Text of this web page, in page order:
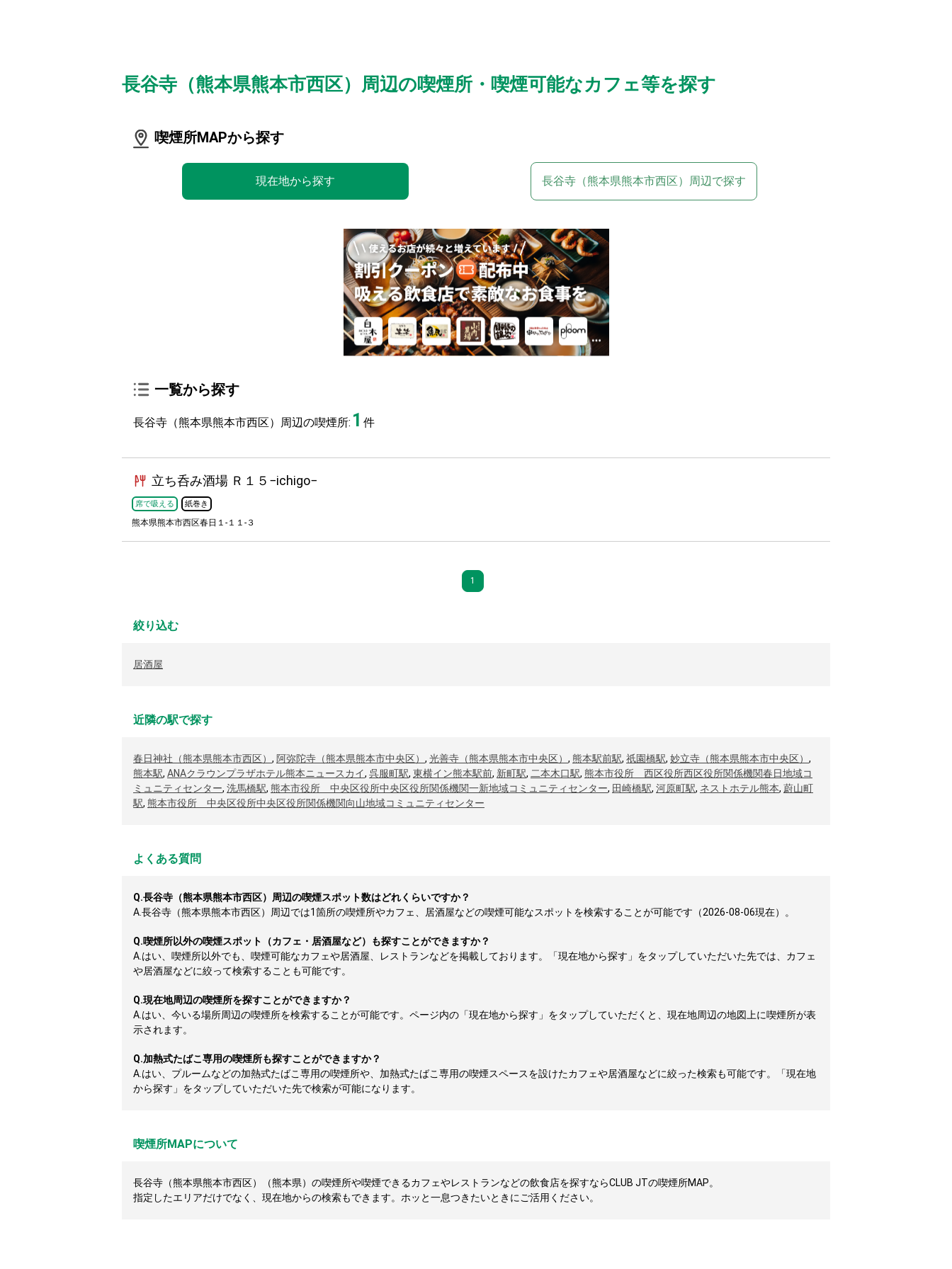
長谷寺（熊本県熊本市西区）周辺の喫煙所・喫煙可能なカフェ等を探す
喫煙所MAPから探す
現在地から探す 長谷寺（熊本県熊本市西区）周辺で探す
一覧から探す
長谷寺（熊本県熊本市西区）周辺の喫煙所: 1 件
立ち呑み酒場 Ｒ１５−ichigo−
席で吸える 紙巻き
熊本県熊本市西区春日１-１１-３
1
絞り込む
居酒屋
近隣の駅で探す
春日神社（熊本県熊本市西区） , 阿弥陀寺（熊本県熊本市中央区） , 光善寺（熊本県熊本市中央区） , 熊本駅前駅, 祇園橋駅, 妙立寺（熊本県熊本市中央区） ,
熊本駅, ANAクラウンプラザホテル熊本ニュースカイ, 呉服町駅, 東横イン熊本駅前, 新町駅, 二本木口駅, 熊本市役所 西区役所西区役所関係機関春日地域コ
ミュニティセンター, 洗馬橋駅, 熊本市役所 中央区役所中央区役所関係機関一新地域コミュニティセンター, 田崎橋駅, 河原町駅, ネストホテル熊本, 蔚山町
駅, 熊本市役所 中央区役所中央区役所関係機関向山地域コミュニティセンター
よくある質問
Q.長谷寺（熊本県熊本市西区）周辺の喫煙スポット数はどれくらいですか？
A.長谷寺（熊本県熊本市西区）周辺では1箇所の喫煙所やカフェ、居酒屋などの喫煙可能なスポットを検索することが可能です（2026-08-06現在）。
Q.喫煙所以外の喫煙スポット（カフェ・居酒屋など）も探すことができますか？
A. はい、喫煙所以外でも、喫煙可能なカフェや居酒屋、レストランなどを掲載しております。「現在地から探す」をタップしていただいた先では、カフェ
や居酒屋などに絞って検索することも可能です。
Q.現在地周辺の喫煙所を探すことができますか？
A. はい、今いる場所周辺の喫煙所を検索することが可能です。ページ内の「現在地から探す」をタップしていただくと、現在地周辺の地図上に喫煙所が表
示されます。
Q.加熱式たばこ専用の喫煙所も探すことができますか？
A. はい、プルームなどの加熱式たばこ専用の喫煙所や、加熱式たばこ専用の喫煙スペースを設けたカフェや居酒屋などに絞った検索も可能です。「現在地
から探す」をタップしていただいた先で検索が可能になります。
喫煙所MAPについて
長谷寺（熊本県熊本市西区）（熊本県）の喫煙所や喫煙できるカフェやレストランなどの飲食店を探すならCLUB JTの喫煙所MAP。
指定したエリアだけでなく、現在地からの検索もできます。ホッと一息つきたいときにご活用ください。